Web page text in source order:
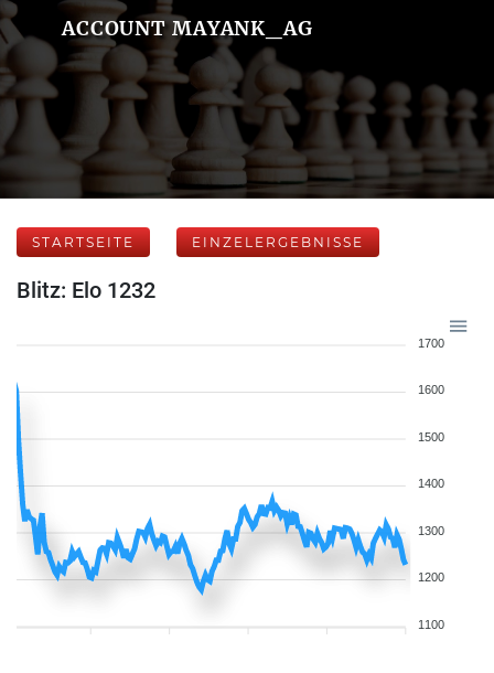
ACCOUNT MAYANK_AG
STARTSEITE EINZELERGEBNISSE
Blitz: Elo 1232
1700
1600
1500
1400
1300
1200
1100